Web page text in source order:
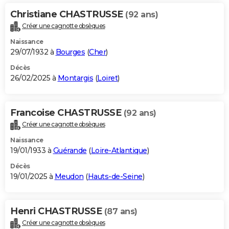
Christiane CHASTRUSSE (92 ans)
Créer une cagnotte obsèques
Naissance
29/07/1932 à Bourges (Cher)
Décès
26/02/2025 à Montargis (Loiret)
Francoise CHASTRUSSE (92 ans)
Créer une cagnotte obsèques
Naissance
19/01/1933 à Guérande (Loire-Atlantique)
Décès
19/01/2025 à Meudon (Hauts-de-Seine)
Henri CHASTRUSSE (87 ans)
Créer une cagnotte obsèques